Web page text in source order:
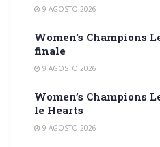
9 AGOSTO 2026
Women’s Champions
finale
9 AGOSTO 2026
Women’s Champions
le Hearts
9 AGOSTO 2026